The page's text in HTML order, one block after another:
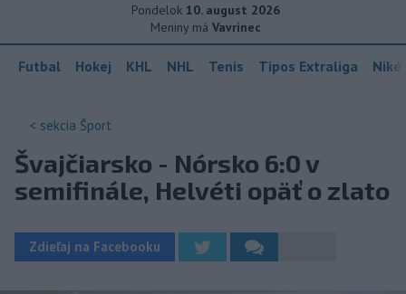
Pondelok 10. august 2026
Meniny má Vavrinec
Futbal Hokej KHL NHL Tenis Tipos Extraliga
< sekcia Šport
Švajčiarsko - Nórsko 6:0 v
semifinále, Helvéti opäť o zlato
Zdieľaj na Facebooku